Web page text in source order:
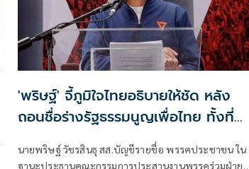
'พริษฐ์' จี้ภูมิใจไทยอธิบายให้ชัด หลัง
ถอนชื่อร่างรัฐธรรมนูญเพื่อไทย ทั้งที่
นายพริษฐ์ วัชรสินธุ สส.บัญชีรายชื่อ พรรคประชาชน ใน
ฐานะประธานคณะกรรมการประสานงานพรรคร่วมฝ่าย